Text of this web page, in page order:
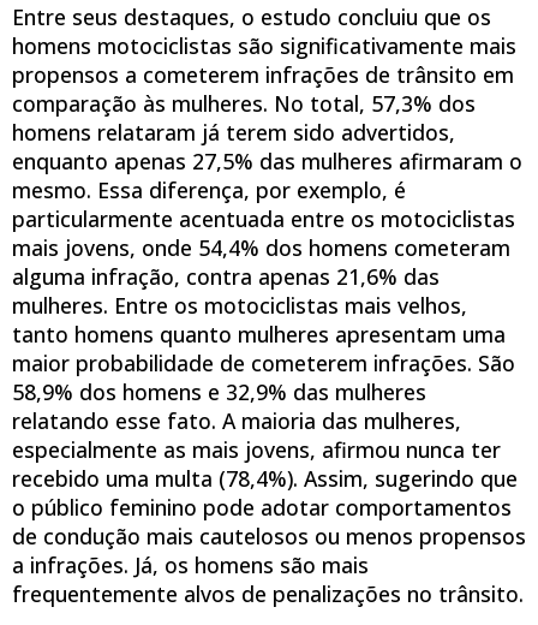
Entre seus destaques, o estudo concluiu que os
homens motociclistas são significativamente mais
propensos a cometerem infrações de trânsito em
comparação às mulheres. No total, 57,3% dos
homens relataram já terem sido advertidos,
enquanto apenas 27,5% das mulheres afirmaram o
mesmo. Essa diferença, por exemplo, é
particularmente acentuada entre os motociclistas
mais jovens, onde 54,4% dos homens cometeram
alguma infração, contra apenas 21,6% das
mulheres. Entre os motociclistas mais velhos,
tanto homens quanto mulheres apresentam uma
maior probabilidade de cometerem infrações. São
58,9% dos homens e 32,9% das mulheres
relatando esse fato. A maioria das mulheres,
especialmente as mais jovens, afirmou nunca ter
recebido uma multa (78,4%). Assim, sugerindo que
o público feminino pode adotar comportamentos
de condução mais cautelosos ou menos propensos
a infrações. Já, os homens são mais
frequentemente alvos de penalizações no trânsito.